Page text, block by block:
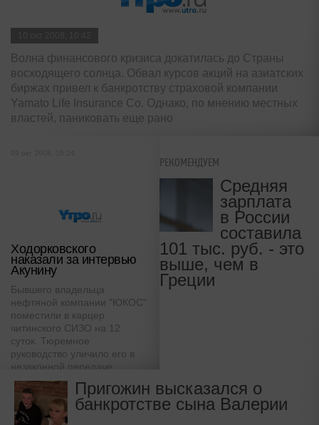
Волна финансового кризиса докатилась до Страны
восходящего солнца. Обвал курсов акций на азиатских
биржах привел к банкротству страховой компании
Yamato Life Insurance Co. Однако, по мнению местных
властей, паниковать еще рано
Ходорковского
наказали за интервью
Акунину
Бывшего владельца
нефтяной компании "ЮКОС"
поместили в карцер
читинского СИЗО на 12
суток. Тюремное
руководство уличило его в
незаконной передаче
документов на волю.
Адвокаты считают решение о
наказании экс-олигарха
незаконным
РЕКОМЕНДУЕМ
Средняя
зарплата
в России
составила
101 тыс. руб. - это
выше, чем в
Греции
Пригожин высказался о
банкротстве сына Валерии